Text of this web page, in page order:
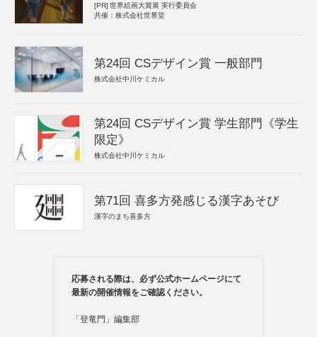
[PR] 世界絵画大賞展 実行委員会
共催：株式会社世界堂
第24回 CSデザイン賞 一般部門
株式会社中川ケミカル
第24回 CSデザイン賞 学生部門《学生
限定》
株式会社中川ケミカル
第71回 喜多方発感じる漢字あそび
漢字のまち喜多方
応募される際は、必ず公式ホームページにて
最新の開催情報をご確認ください。
「登竜門」編集部